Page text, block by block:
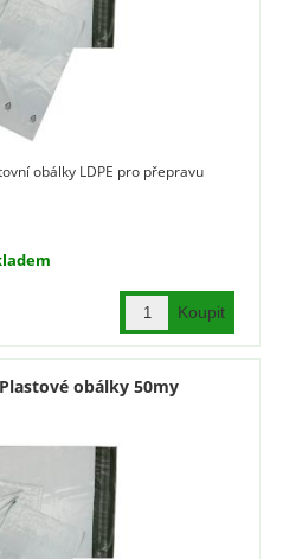
obálky LDPE pro přepravu
obálky 50my